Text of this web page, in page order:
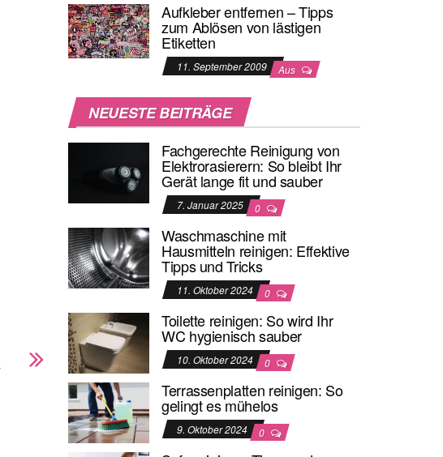
Aufkleber entfernen – Tipps
zum Ablösen von lästigen
Etiketten
11. September 2009 Aus
NEUESTE BEITRÄGE
Fachgerechte Reinigung von
Elektrorasierern: So bleibt Ihr
Gerät lange fit und sauber
7. Januar 2025 0
Waschmaschine mit
Hausmitteln reinigen: Effektive
Tipps und Tricks
11. Oktober 2024 0
Toilette reinigen: So wird Ihr
WC hygienisch sauber
10. Oktober 2024 0
Terrassenplatten reinigen: So
gelingt es mühelos
9. Oktober 2024 0